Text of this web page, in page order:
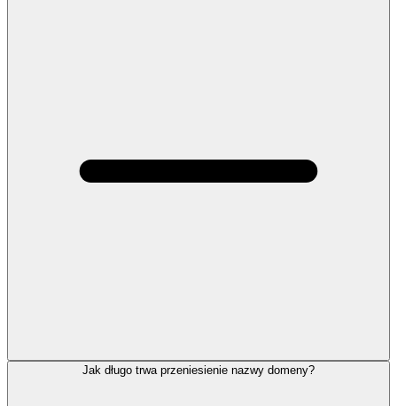
Jak długo trwa przeniesienie nazwy domeny?